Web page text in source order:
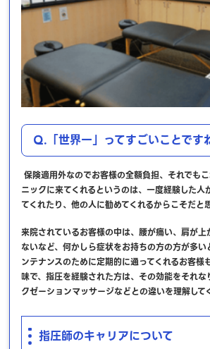
Q.「世界一」ってすごいことです
保険適用外なのでお客様の全額負担、それでも
ニックに来てくれるというのは、一度経験した人
てくれたり、他の人に勧めてくれるからこそだと
来院されているお客様の中は、腰が痛い、肩が
ないなど、何かしら症状をお持ちの方の方が多い
ンテナンスのために定期的に通ってくれるお客様
味で、指圧を経験された方は、その効能をそれな
クゼーションマッサージなどとの違いを理解して
指圧師のキャリアについて